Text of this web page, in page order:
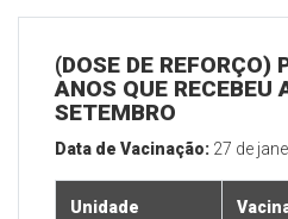
(DOSE DE
ANOS QUE RECEBEU
SETEMBRO
Data de Vacinação: 27 de
Unidade